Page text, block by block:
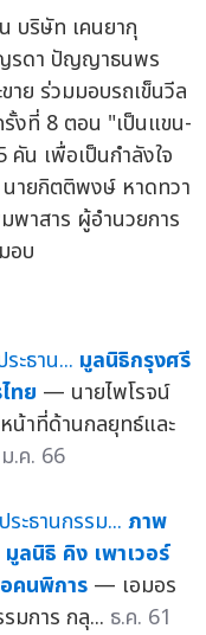
บริษัท เคนยากุ
รดา ปัญญาธนพร
าย ร่วมมอบรถเข็นวีล
รั้งที่ 8 ตอน "เป็นแขน-
น เพื่อเป็นกำลังใจ
ายกิตติพงษ์ หาดทวา
าสาร ผู้อำนวยการ
อบ
มูลนิธิกรุงศรี
ทย — นายไพโรจน์
น้าที่ด้านกลยุทธ์และ
ม.ค. 66
ภาพ
ลนิธิ คิง เพาเวอร์
คนพิการ — เอมอร
มการ กลุ... ธ.ค. 61